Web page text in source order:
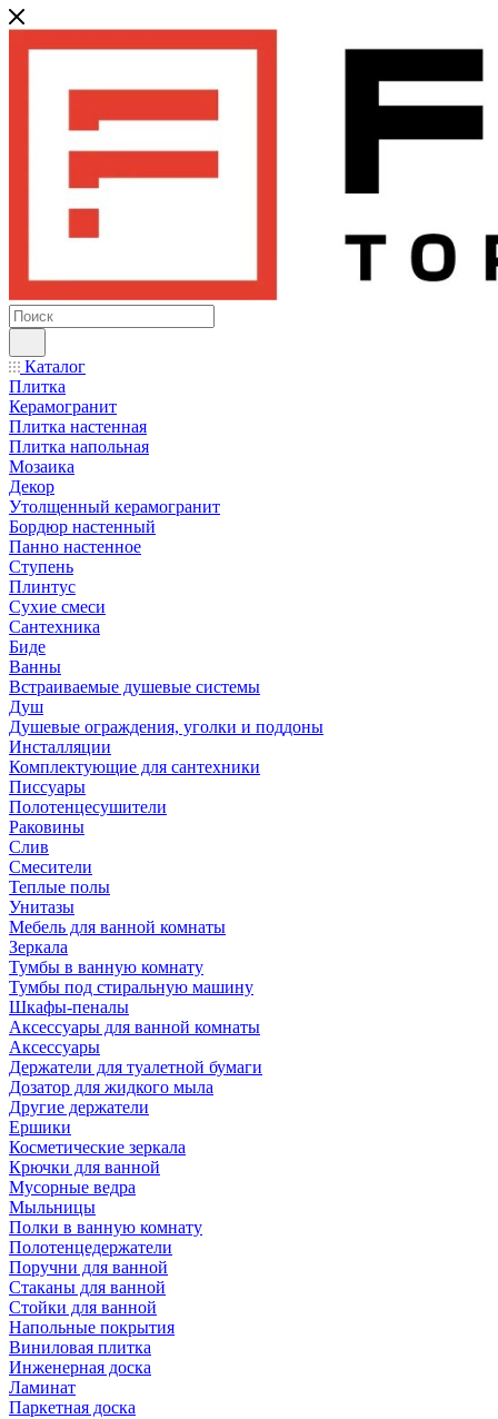
Каталог
Плитка
Керамогранит
Плитка настенная
Плитка напольная
Мозаика
Декор
Утолщенный керамогранит
Бордюр настенный
Панно настенное
Ступень
Плинтус
Сухие смеси
Сантехника
Биде
Ванны
Встраиваемые душевые системы
Душ
Душевые ограждения, уголки и поддоны
Инсталляции
Комплектующие для сантехники
Писсуары
Полотенцесушители
Раковины
Слив
Смесители
Теплые полы
Унитазы
Мебель для ванной комнаты
Зеркала
Тумбы в ванную комнату
Тумбы под стиральную машину
Шкафы-пеналы
Аксессуары для ванной комнаты
Аксессуары
Держатели для туалетной бумаги
Дозатор для жидкого мыла
Другие держатели
Ершики
Косметические зеркала
Крючки для ванной
Мусорные ведра
Мыльницы
Полки в ванную комнату
Полотенцедержатели
Поручни для ванной
Стаканы для ванной
Стойки для ванной
Напольные покрытия
Виниловая плитка
Инженерная доска
Ламинат
Паркетная доска